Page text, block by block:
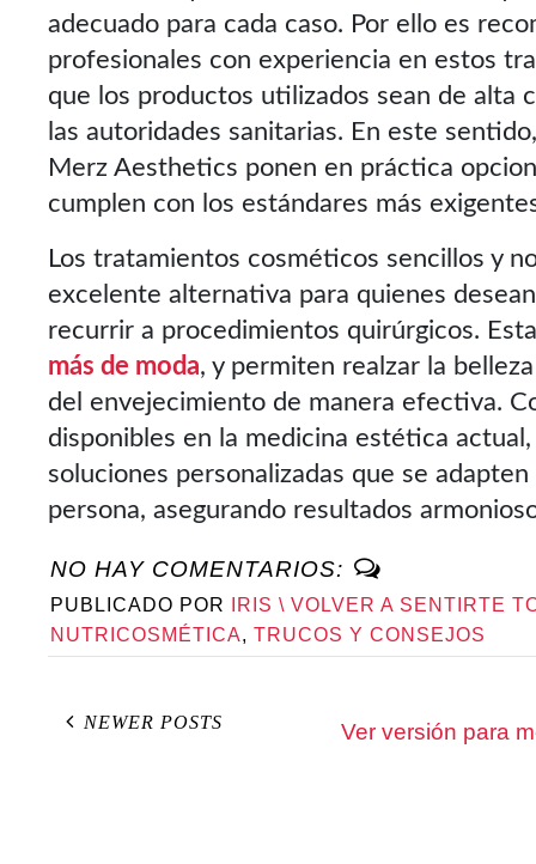
adecuado para cada caso. Por ello es
profesionales con experiencia en estos
que los productos utilizados sean de alta
las autoridades sanitarias. En este
Merz Aesthetics ponen en práctica
cumplen con los estándares más
Los tratamientos cosméticos sencillos y
excelente alternativa para quienes
recurrir a procedimientos quirúrgicos.
más de moda, y permiten realzar la
del envejecimiento de manera efectiva.
disponibles en la medicina estética
soluciones personalizadas que se
persona, asegurando resultados
NO HAY COMENTARIOS:
PUBLICADO POR
IRIS \ VOLVER A SENTIRTE
NUTRICOSMÉTICA, TRUCOS Y CONSEJOS
NEWER POSTS Ver versión para